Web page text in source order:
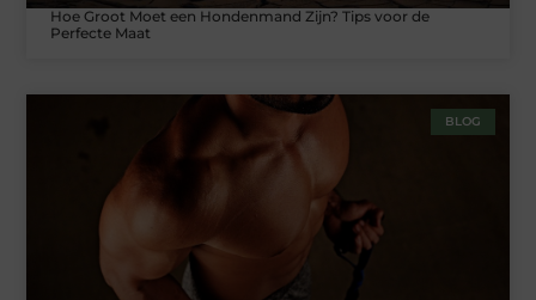
Hoe Groot Moet een Hondenmand Zijn? Tips voor de
Perfecte Maat
BLOG